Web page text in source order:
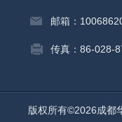
邮箱：
传真：86-028-
版权所有©2026成都